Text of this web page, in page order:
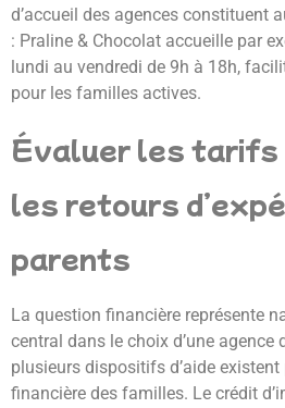
d’accueil des agences constituent
: Praline & Chocolat accueille par
lundi au vendredi de 9h à 18h,
pour les familles actives.
Évaluer les
les retours
parents
La question financière représente
central dans le choix d’une agence
plusieurs dispositifs d’aide
financière des familles. Le crédit